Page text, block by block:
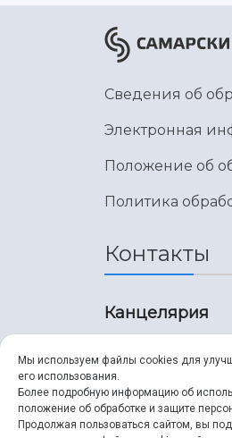
Сведения об
Электронная
Положение об
Политика
Контакты
Канцелярия
8 (846) 267-
ssau@ssau.ru
Мы используем файлы cookies для
его использования.
Более подробную информацию об
положение об обработке и защите
Продолжая пользоваться сайтом, вы